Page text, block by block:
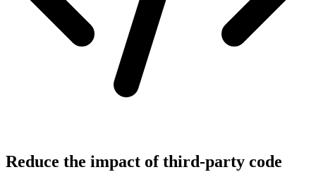
Reduce the impact of third-party code